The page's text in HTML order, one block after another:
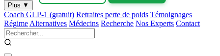
Plus ▼
Coach GLP-1 (gratuit) Retraites perte de poids Témoignages
Régime Alternatives Médecins Recherche Nos Experts Contact